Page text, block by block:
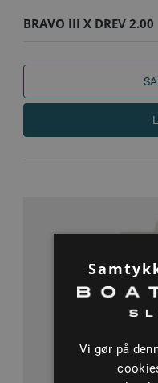
BRAVO III X DREV 2.00
Vi gør på